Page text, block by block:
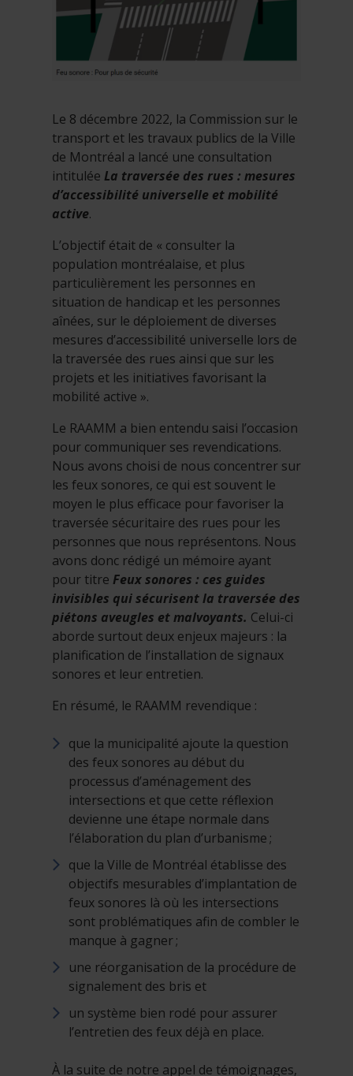
Le 8 décembre 2022, la Commission sur le
transport et les travaux publics de la Ville
de Montréal a lancé une consultation
intitulée La traversée des rues : mesures
d’accessibilité universelle et mobilité
active.
L’objectif était de « consulter la
population montréalaise, et plus
particulièrement les personnes en
situation de handicap et les personnes
aînées, sur le déploiement de diverses
mesures d’accessibilité universelle lors de
la traversée des rues ainsi que sur les
projets et les initiatives favorisant la
mobilité active ».
Le RAAMM a bien entendu saisi l’occasion
pour communiquer ses revendications.
Nous avons choisi de nous concentrer sur
les feux sonores, ce qui est souvent le
moyen le plus efficace pour favoriser la
traversée sécuritaire des rues pour les
personnes que nous représentons. Nous
avons donc rédigé un mémoire ayant
pour titre Feux sonores : ces guides
invisibles qui sécurisent la traversée des
piétons aveugles et malvoyants. Celui-ci
aborde surtout deux enjeux majeurs : la
planification de l’installation de signaux
sonores et leur entretien.
En résumé, le RAAMM revendique :
que la municipalité ajoute la question
des feux sonores au début du
processus d’aménagement des
intersections et que cette réflexion
devienne une étape normale dans
l’élaboration du plan d’urbanisme ;
que la Ville de Montréal établisse des
objectifs mesurables d’implantation de
feux sonores là où les intersections
sont problématiques afin de combler le
manque à gagner ;
une réorganisation de la procédure de
signalement des bris et
un système bien rodé pour assurer
l’entretien des feux déjà en place.
À la suite de notre appel de témoignages,